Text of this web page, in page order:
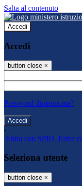
Salta al contenuto
Accedi
Accedi
button close ×
Password dimenticata?
-
Entra con SPID Entra
Seleziona utente
button close ×